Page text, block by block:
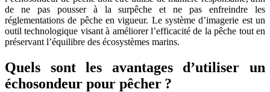
de ne pas pousser à la surpêche et ne pas enfreindre les
réglementations de pêche en vigueur. Le système d’imagerie est un
outil technologique visant à améliorer l’efficacité de la pêche tout en
préservant l’équilibre des écosystèmes marins.
Quels sont les avantages d’utiliser un
échosondeur pour pêcher ?